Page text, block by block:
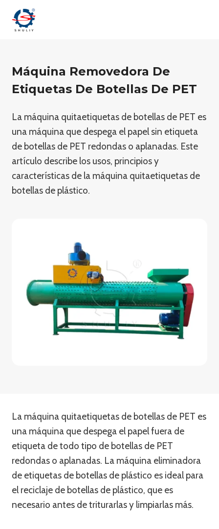
Saltar
Máquina Removedora De
Etiquetas De Botellas De PET
La máquina quitaetiquetas de botellas de PET es
una máquina que despega el papel sin etiqueta
de botellas de PET redondas o aplanadas. Este
artículo describe los usos, principios y
características de la máquina quitaetiquetas de
botellas de plástico.
La máquina quitaetiquetas de botellas de PET es
una máquina que despega el papel fuera de
etiqueta de todo tipo de botellas de PET
redondas o aplanadas. La máquina eliminadora
de etiquetas de botellas de plástico es ideal para
el reciclaje de botellas de plástico, que es
necesario antes de triturarlas y limpiarlas más.